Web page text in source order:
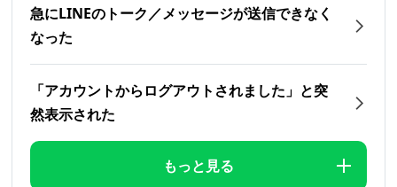
急にLINEのトーク／メッセージが送信できなく
なった
「アカウントからログアウトされました」と突
然表示された
もっと見る